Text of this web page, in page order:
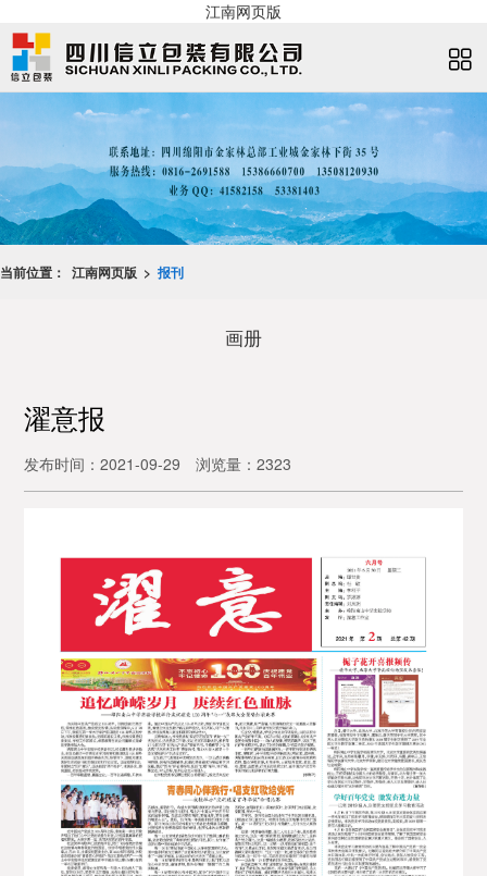
江南网页版
当前位置： 江南网页版 > 报刊
画册
濯意报
发布时间：2021-09-29 浏览量：2323